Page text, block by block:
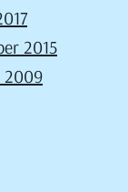
2015
2009